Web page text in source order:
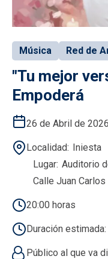
Música Red de
"Tu mejor
Empoderá
26 de Abril de 2026
Localidad Iniesta
Lugar Auditorio
Calle Juan
20:00 horas
Duración estimada
Público al que va